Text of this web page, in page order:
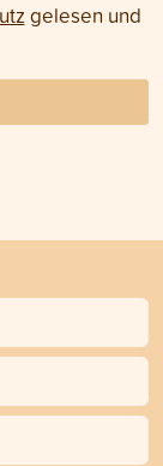
gelesen und